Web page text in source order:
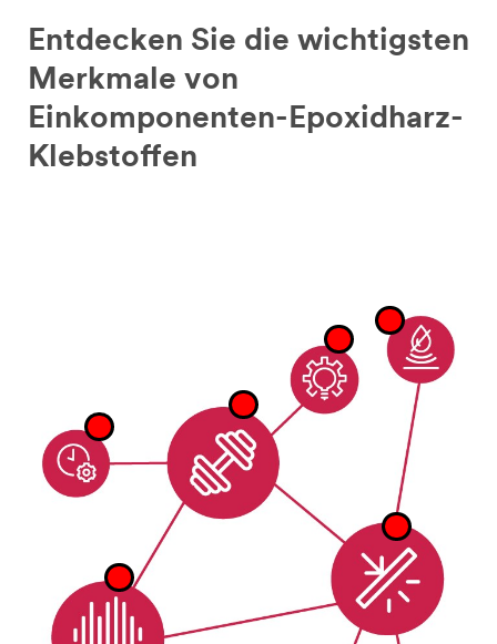
Entdecken Sie die wichtigsten
Merkmale von
Einkomponenten-Epoxidharz-
Klebstoffen